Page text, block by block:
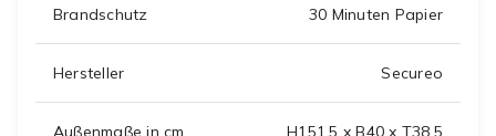
Brandschutz 30 Minuten Papier
Hersteller Secureo
Außenmaße in cm H151.5 x B40 x T38.5